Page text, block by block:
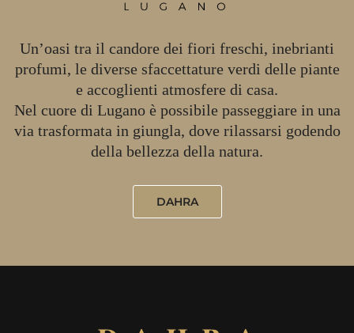
Un’oasi tra il candore dei fiori freschi, inebrianti
profumi, le diverse sfaccettature verdi delle piante
e accoglienti atmosfere di casa.
Nel cuore di Lugano è possibile passeggiare in una
via trasformata in giungla, dove rilassarsi godendo
della bellezza della natura.
DAHRA